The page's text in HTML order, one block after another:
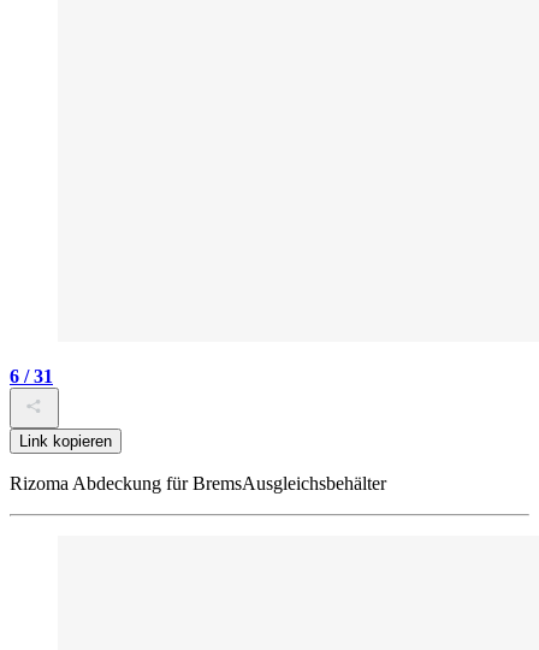
6 / 31
Link kopieren
Rizoma Abdeckung für BremsAusgleichsbehälter